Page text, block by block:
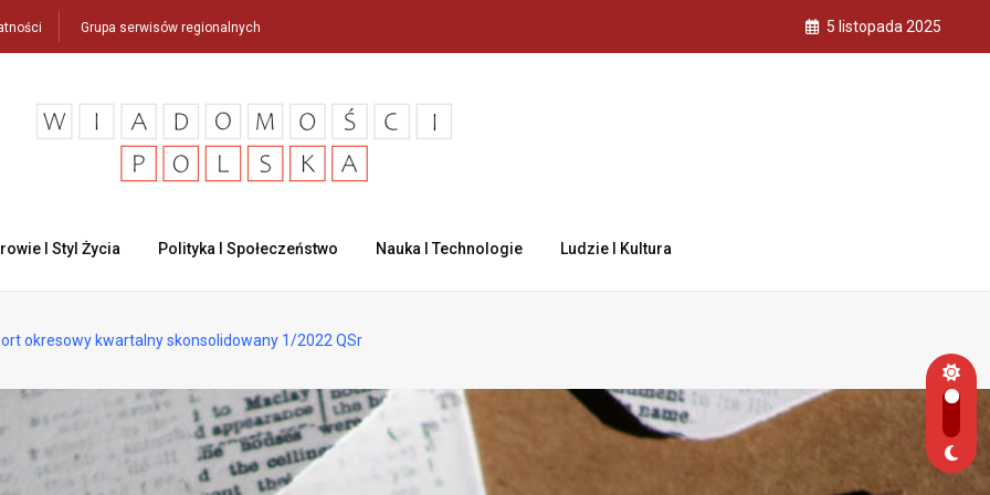
Grupa serwisów regionalnych 5 listopada 2025
I Styl Życia Polityka I Społeczeństwo Nauka I Technologie Ludzie I Kultura
okresowy kwartalny skonsolidowany 1/2022 QSr